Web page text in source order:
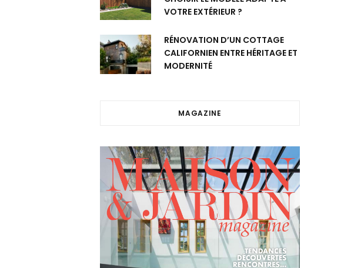
VOTRE EXTÉRIEUR ?
RÉNOVATION D’UN COTTAGE
CALIFORNIEN ENTRE HÉRITAGE ET
MODERNITÉ
MAGAZINE